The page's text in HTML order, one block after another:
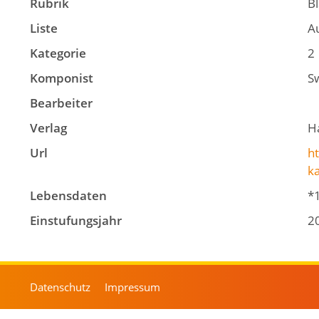
Liste
Kategorie
2
Komponist
Bearbeiter
Verlag
Url
Lebensdaten
Einstufungsjahr
Datenschutz Impressum